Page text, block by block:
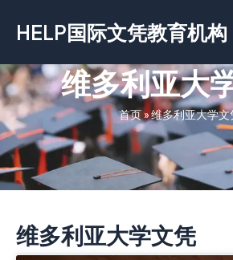
容
HELP国际文凭教育机构
维多利亚大
首页»维多利亚大学文
维多利亚大学文凭